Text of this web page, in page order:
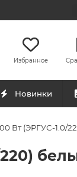
Избранное
Новинки
Вт (ЭРГУС-1.0/